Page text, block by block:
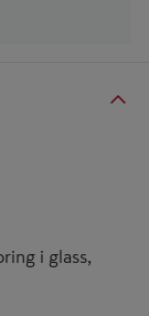
i glass,